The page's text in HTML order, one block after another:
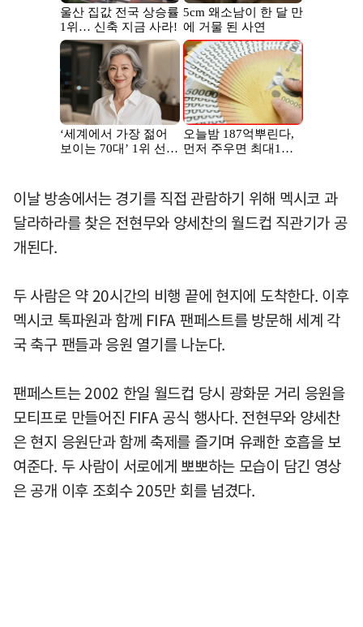
이날 방송에서는 경기를 직접 관람하기 위해 멕시코 과
달라하라를 찾은 전현무와 양세찬의 월드컵 직관기가 공
개된다.
두 사람은 약 20시간의 비행 끝에 현지에 도착한다. 이후
멕시코 톡파원과 함께 FIFA 팬페스트를 방문해 세계 각
국 축구 팬들과 응원 열기를 나눈다.
팬페스트는 2002 한일 월드컵 당시 광화문 거리 응원을
모티프로 만들어진 FIFA 공식 행사다. 전현무와 양세찬
은 현지 응원단과 함께 축제를 즐기며 유쾌한 호흡을 보
여준다. 두 사람이 서로에게 뽀뽀하는 모습이 담긴 영상
은 공개 이후 조회수 205만 회를 넘겼다.